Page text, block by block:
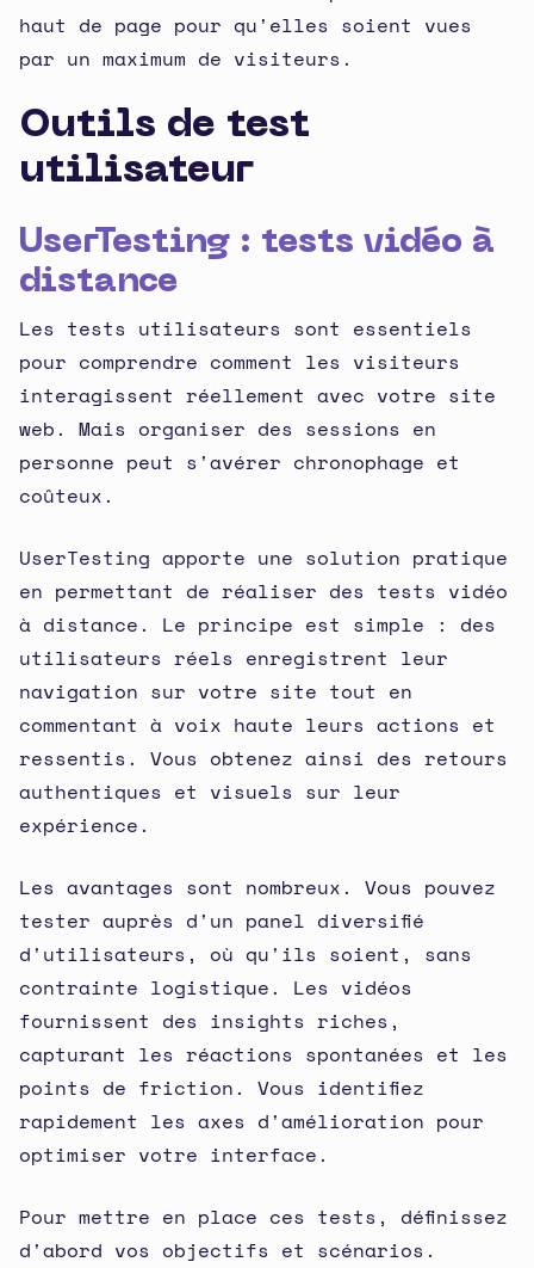
haut de page pour qu'elles soient vues
par un maximum de visiteurs.
Outils de test
utilisateur
UserTesting : tests vidéo à
distance
Les tests utilisateurs sont essentiels
pour comprendre comment les visiteurs
interagissent réellement avec votre site
web. Mais organiser des sessions en
personne peut s'avérer chronophage et
coûteux.
UserTesting apporte une solution pratique
en permettant de réaliser des tests vidéo
à distance. Le principe est simple : des
utilisateurs réels enregistrent leur
navigation sur votre site tout en
commentant à voix haute leurs actions et
ressentis. Vous obtenez ainsi des retours
authentiques et visuels sur leur
expérience.
Les avantages sont nombreux. Vous pouvez
tester auprès d'un panel diversifié
d'utilisateurs, où qu'ils soient, sans
contrainte logistique. Les vidéos
fournissent des insights riches,
capturant les réactions spontanées et les
points de friction. Vous identifiez
rapidement les axes d'amélioration pour
optimiser votre interface.
Pour mettre en place ces tests, définissez
d'abord vos objectifs et scénarios.